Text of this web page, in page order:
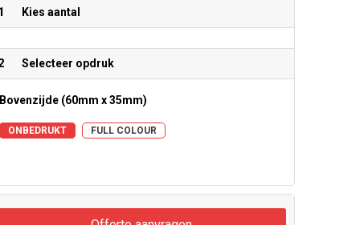
Kies aantal
Selecteer opdruk
Bovenzijde (60mm x 35mm)
ONBEDRUKT FULL COLOUR